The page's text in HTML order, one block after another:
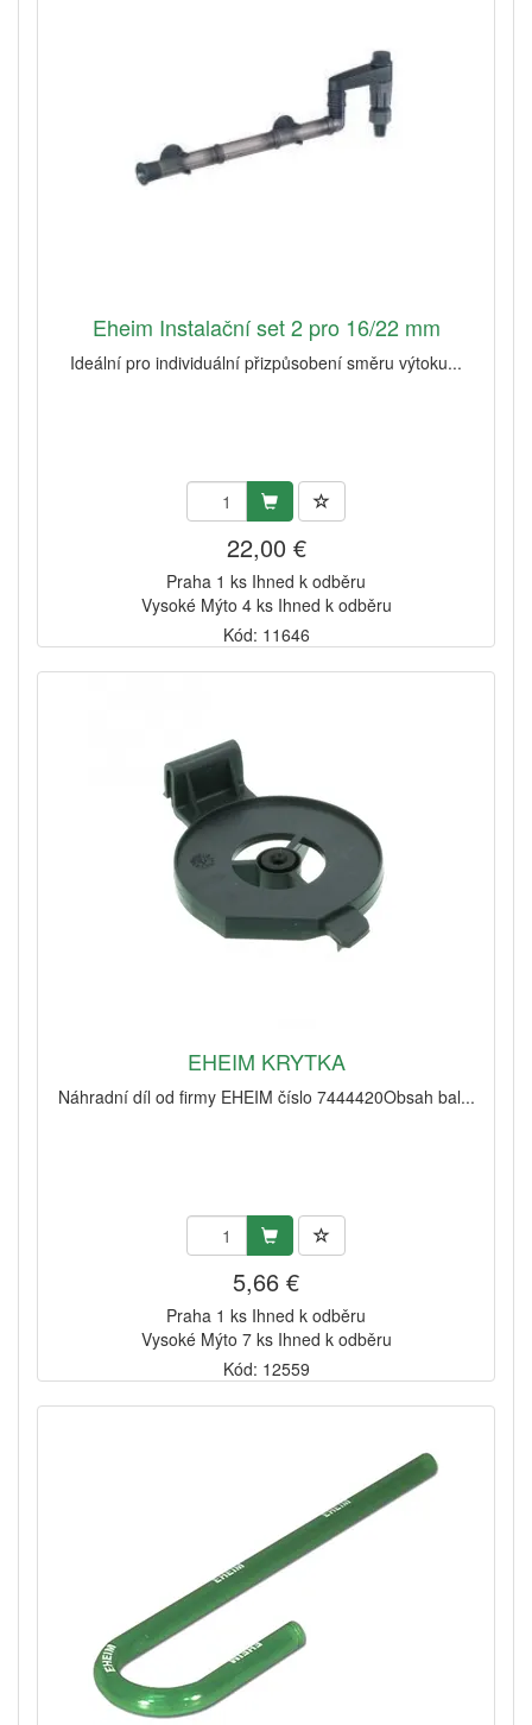
Eheim Instalační set 2 pro 16/22 mm
Ideální pro individuální přizpůsobení směru výtoku...
22,00 €
Praha 1 ks Ihned k odběru
Vysoké Mýto 4 ks Ihned k odběru
Kód: 11646
EHEIM KRYTKA
Náhradní díl od firmy EHEIM číslo 7444420Obsah bal...
5,66 €
Praha 1 ks Ihned k odběru
Vysoké Mýto 7 ks Ihned k odběru
Kód: 12559